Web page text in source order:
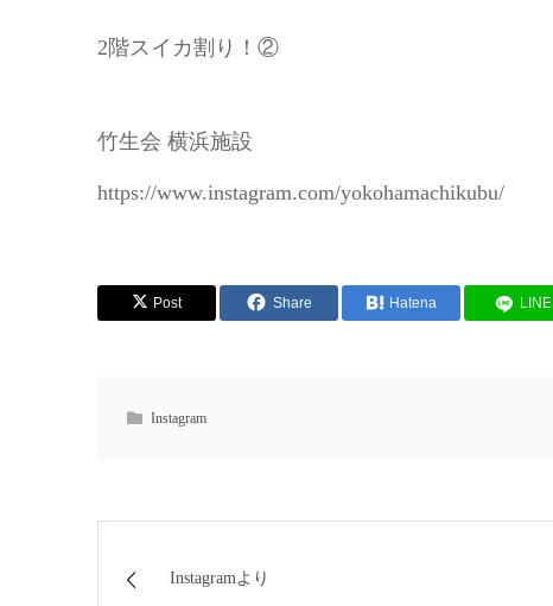
2階スイカ割り！②
竹生会 横浜施設
https://www.instagram.com/yokohamachikubu/
Post Share Hatena LINE
Instagram
Instagramより